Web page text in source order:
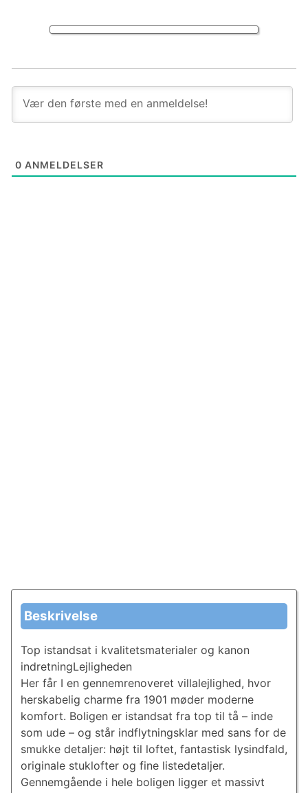
0 ANMELDELSER
Beskrivelse
Top istandsat i kvalitetsmaterialer og kanon
indretningLejligheden
Her får I en gennemrenoveret villalejlighed, hvor
herskabelig charme fra 1901 møder moderne
komfort. Boligen er istandsat fra top til tå – inde
som ude – og står indflytningsklar med sans for de
smukke detaljer: højt til loftet, fantastisk lysindfald,
originale stuklofter og fine listedetaljer.
Gennemgående i hele boligen ligger et massivt